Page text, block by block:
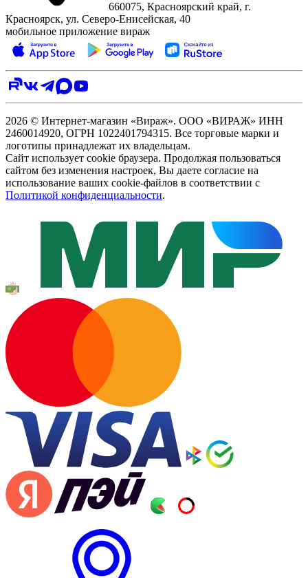
660075, Красноярский край, г.
Красноярск, ул. Северо‑Енисейская, 40
мобильное приложение вираж
2026 © Интернет-магазин «Вираж». ООО «ВИРАЖ» ИНН
2460014920, ОГРН 1022401794315. Все торговые марки и
логотипы принадлежат их владельцам.
Сайт использует cookie браузера. Продолжая пользоваться
сайтом без изменения настроек, Вы даете согласие на
использование ваших cookie-файлов в соответствии с
Политикой конфиденциальности.